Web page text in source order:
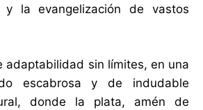
y la evangelización de vastos
adaptabilidad sin límites, en una
escabrosa y de indudable
donde la plata, amén de